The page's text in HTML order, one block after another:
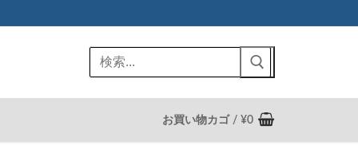
検
索:
お買い物カゴ / ¥0